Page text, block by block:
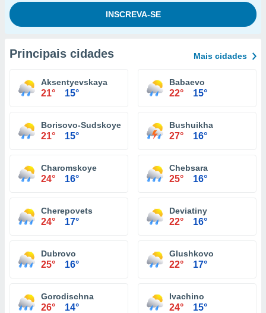
Principais cidades Mais cidades
Aksentyevskaya
21° 15°
Babaevo
22° 15°
Borisovо-Sudskoye
21° 15°
Bushuikha
27° 16°
Charomskoye
24° 16°
Chebsara
25° 16°
Cherepovets
24° 17°
Deviatiny
22° 16°
Dubrovo
25° 16°
Glushkovo
22° 17°
Gorodischna
26° 14°
Ivachino
24° 15°